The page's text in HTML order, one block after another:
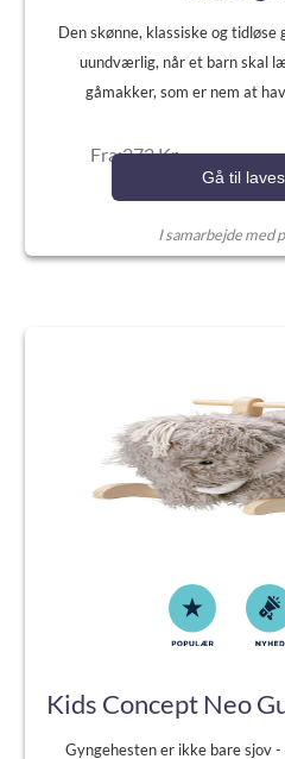
Den skønne, klassiske og
uundværlig, når et barn skal
gåmakker, som er nem at
Fra:272 Kr.
Gå til
I samarbejde med
Kids Concept Neo
Gyngehesten er ikke bare sjov